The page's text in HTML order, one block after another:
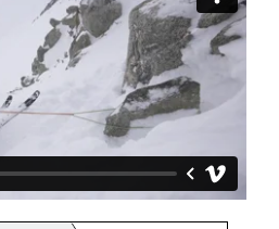
müssen Sie zuerst die in
enthaltenen
verstanden haben.
dieser Techniken setzt eine
und ein spezielles
Prüfen Sie zusammen mit
in der Lage sind, den
sicher zu wiederholen, bevor
durchführen.
für die mit Ihrer Aktivität